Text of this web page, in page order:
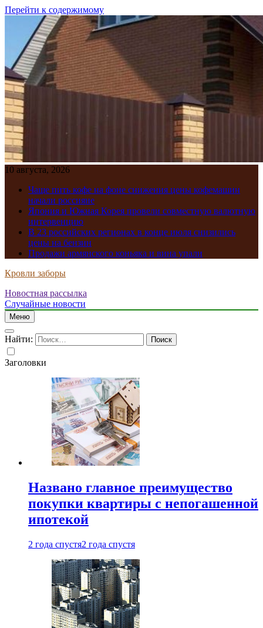
Перейти к содержимому
10 августа, 2026
Чаще пить кофе на фоне снижения цены кофемашин
начали россияне
Япония и Южная Корея провели совместную валютную
интервенцию
В 23 российских регионах в конце июля снизились
цены на бензин
Продажи армянского коньяка и вина упали
Кровли заборы
Новостная рассылка
Случайные новости
Меню
Найти:
Заголовки
Названо главное преимущество
покупки квартиры с непогашенной
ипотекой
2 года спустя2 года спустя